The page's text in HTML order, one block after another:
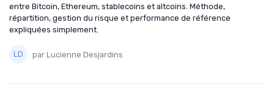
entre Bitcoin, Ethereum, stablecoins et altcoins. Méthode,
répartition, gestion du risque et performance de référence
expliquées simplement.
par Lucienne Desjardins